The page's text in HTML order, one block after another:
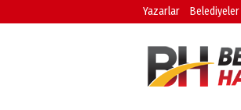
Yazarlar Belediyeler